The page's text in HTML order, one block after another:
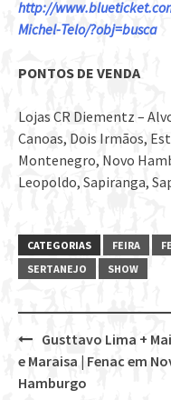
http://
Michel-Telo/?obj=busca
PONTOS DE VENDA
Lojas CR Diementz –
Canoas, Dois Irmãos,
Montenegro, Novo
Leopoldo, Sapiranga,
CATEGORIAS FEIRA
SERTANEJO
SHOW
Post
navigation
Gusttavo Lima +
e Maraisa | Fenac em
Hamburgo